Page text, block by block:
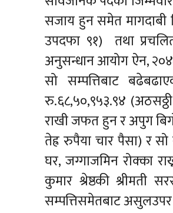
सजाय हुन समेत मागदाबी
उपदफा ९१) तथा
अनुसन्धान आयोग ऐन,
सो सम्पत्तिबाट
रु.६८,५०,९५३.९४
राखी जफत हुन र अपुग
तेह्र रुपैया चार पैसा) र
घर, जग्गाजमिन रोक्का
कुमार श्रेष्ठकी श्रीमती
सम्पत्तिसमेतबाट